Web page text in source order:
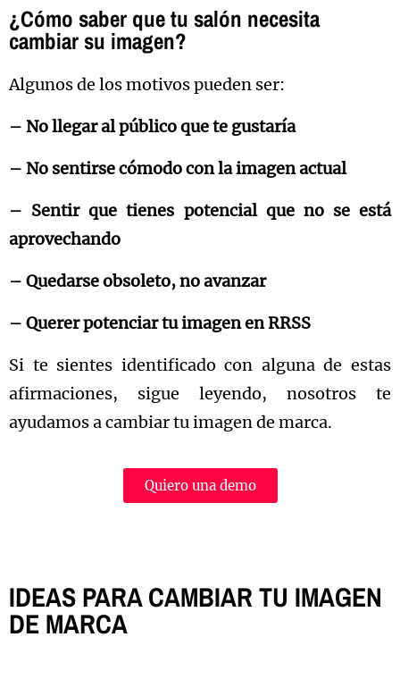
¿Cómo saber que tu salón necesita
cambiar su imagen?
Algunos de los motivos pueden ser:
– No llegar al público que te gustaría
– No sentirse cómodo con la imagen actual
– Sentir que tienes potencial que no se está
aprovechando
– Quedarse obsoleto, no avanzar
– Querer potenciar tu imagen en RRSS
Si te sientes identificado con alguna de estas
afirmaciones, sigue leyendo, nosotros te
ayudamos a cambiar tu imagen de marca.
Quiero una demo
IDEAS PARA CAMBIAR TU IMAGEN
DE MARCA